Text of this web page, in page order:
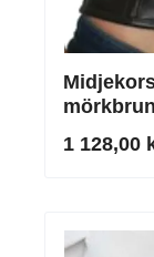
1 128,00